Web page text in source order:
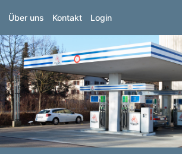
Über uns Kontakt Login